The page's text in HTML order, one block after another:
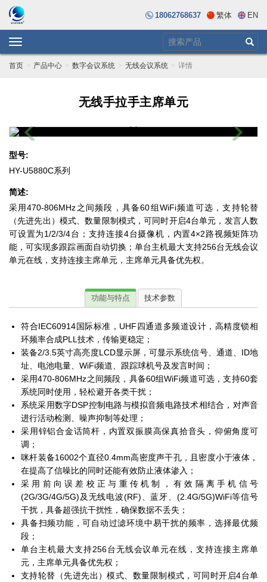
18062768637 繁体 EN
Toggle
navigation
首页 产品中心 数字会议系统 无线会议系统 详情
无线手拉手主席单元
Previous
Next
型号:
HY-U5880C系列
简述:
采用470-806MHz之间频段，具备60组WiFi频道可选，支持轮替
（先进先出）模式、数量限制模式，可同时开启4台单元，发言人数
可设置为1/2/3/4台；支持连接4台摄像机，内置4×2路视频矩阵功
能，可实现多跟踪画面自动切换；单台主机最大支持256台无线会议
单元在线，支持连接主席单元，主席单元具备优先权。
功能与特点 技术参数
符合IEC60914国际标准，UHF四通道多频道设计，高精度锁相
环频率合成PLL技术，传输更稳定；
装备2/3.5英寸高亮度LCD显示屏，可显示系统信号、通道、ID地
址、电池电量、WiFi频道、跟踪球机号及发言时间；
采用470-806MHz之间频段，具备60组WiFi频道可选，支持60套
系统同时使用，轻松避开各类干扰；
系统采用数字DSP控制电路与模拟音频电路技术相结合，对声音
进行活动检测、噪声抑制等处理；
采用锌铝合金话筒杆，内置双振膜高保真拾音头，仰俯角度可
调；
咪杆装备16002个直径0.4mm高密度声干孔，且密度小于液体，
在提高了信噪比的同时还能有效防止液体渗入；
采用前向误差校正与重传机制，有效隔离手机信号
(2G/3G/4G/5G)及无线电波(RF)、蓝牙、(2.4G/5G)WiFi等信号
干扰，具备超强抗干扰性，确保数据不丢失；
具备扫频功能，可自动过滤环境中易干扰的频率，选择最优频
段；
单台主机最大支持256台无线会议单元在线，支持连接主席单
元，主席单元具备优先权；
支持轮替（先进先出）模式、数量限制模式，可同时开启4台单